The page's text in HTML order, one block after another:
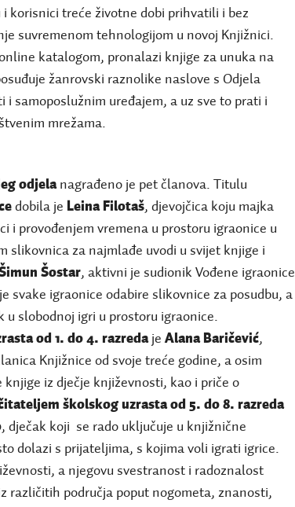
i korisnici treće životne dobi prihvatili i bez
suvremenom tehnologijom u novoj Knjižnici.
katalogom, pronalazi knjige za unuka na
žanrovski raznolike naslove s Odjela
i samoposlužnim uređajem, a uz sve to prati i
mrežama.
odjelanagrađeno je pet članova. Titulu
dobila je Leina Filotaš, djevojčica koju majka
i provođenjem vremena u prostoru igraonice u
slikovnica za najmlađe uvodi u svijet knjige i
Šostar, aktivni je sudionik Vođene igraonice
svake igraonice odabire slikovnice za posudbu, a
u slobodnoj igri u prostoru igraonice.
od 1. do 4. razredaje Alana Baričević,
Knjižnice od svoje treće godine, a osim
iz dječje književnosti, kao i priče o
školskog uzrasta od 5. do 8. razreda
, dječak koji se rado uključuje u knjižnične
dolazi s prijateljima, s kojima voli igrati igrice.
a njegovu svestranost i radoznalost
različitih područja poput nogometa, znanosti,